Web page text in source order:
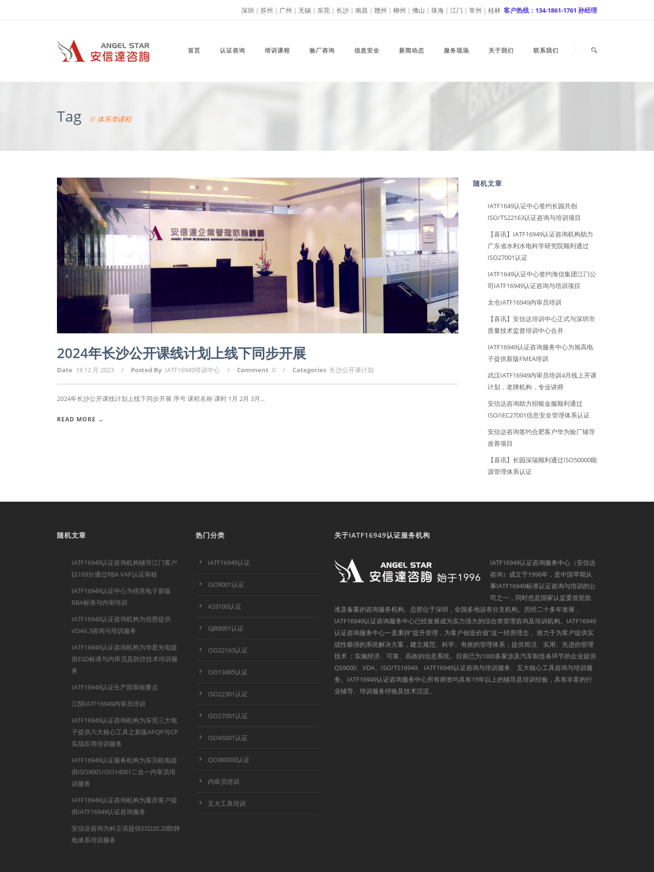
深圳 | 苏州 | 广州 | 无锡 | 东莞 | 长沙 | 南昌 | 赣州 | 柳州 | 佛山 | 珠海 | 江门 | 常州 | 桂林 客户热线：134-1861-1761 孙经理
首页 认证咨询 培训课程 验厂咨询 信息安全 新闻动态 服务现场 关于我们 联系我们
Tag 体系类课程
2024年长沙公开课线计划上线下同步开展
Date 18 12 月 2023 / Posted By IATF16949培训中心 / Comment 0 / Categories 长沙公开课计划
2024年长沙公开课线计划上线下同步开展 序号 课程名称 课时 1月 2月 3月...
READ MORE →
随机文章
IATF1649认证中心签约长园共创
ISO/TS22163认证咨询与培训项目
【喜讯】IATF16949认证咨询机构助力
广东省水利水电科学研究院顺利通过
ISO27001认证
IATF1649认证中心签约海信集团江门公
司IATF16949认证咨询与培训项目
太仓IATF16949内审员培训
【喜讯】安信达培训中心正式与深圳市
质量技术监督培训中心合并
IATF16949认证咨询服务中心为旭高电
子提供新版FMEA培训
武汉IATF16949内审员培训4月线上开课
计划，老牌机构，专业讲师
安信达咨询助力招银金服顺利通过
ISO/IEC27001信息安全管理体系认证
安信达咨询签约合肥客户华为验厂辅导
改善项目
【喜讯】长园深瑞顺利通过ISO50000能
源管理体系认证
随机文章
IATF16949认证咨询机构辅导江门客户
以169分通过RBA VAP认证审核
IATF16949认证中心为得意电子新版
RBA标准与内审培训
IATF16949认证咨询机构为佰恩提供
VDA6.3咨询与培训服务
IATF16949认证咨询机构为华星光电提
供ESD标准与内审员及防控技术培训服
务
IATF16949认证生产部审核要点
江阴IATF16949内审员培训
IATF16949认证咨询机构为东莞三大电
子提供六大核心工具之新版APQP与CP
实战应用培训服务
IATF16949认证服务机构为东贝机电提
供ISO9001/ISO14001二合一内审员培
训服务
IATF16949认证咨询机构为重庆客户提
供IATF16949认证咨询服务
安信达咨询为科立讯提供ESD20.20防静
电体系培训服务
热门分类
IATF16949认证
ISO9001认证
AS9100认证
GJB9001认证
ISO22163认证
ISO13485认证
ISO22301认证
ISO27001认证
ISO45001认证
QC080000认证
内审员培训
五大工具培训
关于IATF16949认证服务机构
IATF16949认证咨询服务中心（安信达
咨询）成立于1996年，是中国早期从
事IATF16949标准认证咨询与培训的公
司之一，同时也是国家认监委首批批
准及备案的咨询服务机构。总部位于深圳，全国多地设有分支机构。历经二十多年发展，
IATF16949认证咨询服务中心已经发展成为实力强大的综合类管理咨询及培训机构。IATF16949
认证咨询服务中心一直秉持“提升管理，为客户创造价值”这一经营理念， 致力于为客户提供实
战性极强的系统解决方案，建立规范、科学、有效的管理体系；提供简洁、实用、先进的管理
技术 ；实施经济、可靠、高效的信息系统。目前已为1000多家涉及汽车制造各环节的企业提供
QS9000、VDA、ISO/TS16949、IATF16949认证咨询与培训服务、五大核心工具咨询与培训服
务。IATF16949认证咨询服务中心所有师资均具有15年以上的辅导及培训经验，具有丰富的行
业辅导、培训服务经验及技术沉淀。